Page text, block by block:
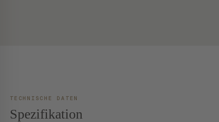
TECHNISCHE DATEN
Spezifikation